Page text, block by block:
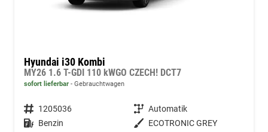
Hyundai i30 Kombi
MY26 1.6 T-GDI 110 kWGO CZECH! DCT7
sofort lieferbar Gebrauchtwagen
Fahrzeugnummer 1205036 Getriebe Automatik
Kraftstoff Benzin Außenfarbe ECOTRONIC GREY